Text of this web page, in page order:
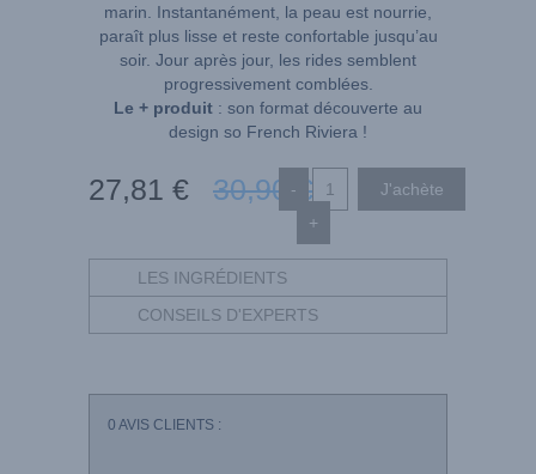
marin. Instantanément, la peau est nourrie,
paraît plus lisse et reste confortable jusqu’au
soir. Jour après jour, les rides semblent
progressivement comblées.
Le + produit : son format découverte au
design so French Riviera !
27,81 € 30,90 €
-
+
LES INGRÉDIENTS
CONSEILS D'EXPERTS
0 AVIS CLIENTS :